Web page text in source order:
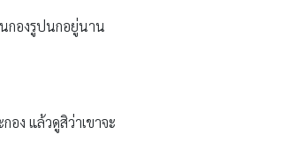
กองรูปนกอยู่นาน
อง แล้วดูสิว่าเขาจะ